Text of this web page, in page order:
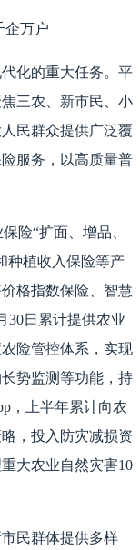
企万户
化的重大任务。平
三农、新市民、小
民群众提供广泛覆
服务，以高质量普
险“扩面、增品、
种植收入保险等产
格指数保险、智慧
30日累计提供农业
险管控体系，实现
势监测等功能，持
，上半年累计向农
，投入防灾减损资
大农业自然灾害10
民群体提供多样